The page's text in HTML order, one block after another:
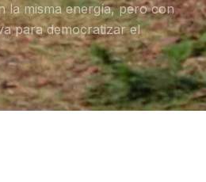
la misma energía, pero con
para democratizar el